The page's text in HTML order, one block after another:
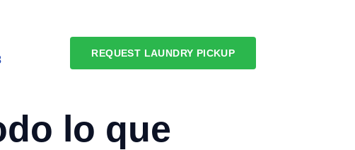
REQUEST LAUNDRY PICKUP
lo que